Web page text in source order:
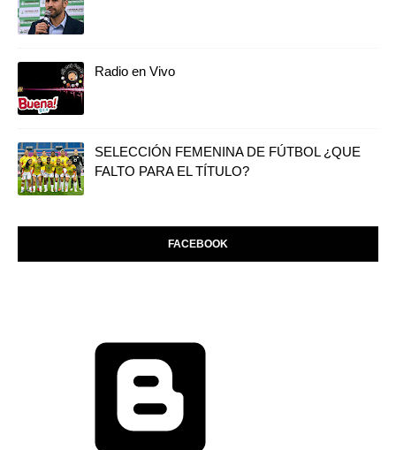
Radio en Vivo
SELECCIÓN FEMENINA DE FÚTBOL ¿QUE
FALTO PARA EL TÍTULO?
FACEBOOK